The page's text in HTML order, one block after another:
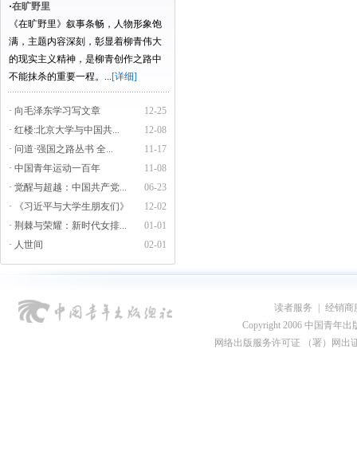
·在旷野里
《在旷野里》叙事条畅，人物形象饱
满，主题内容深刻，彰显着柳青伟大
的现实主义精神，是柳青创作之路中
不能抹杀的重要一程。...[详细]
12-25
· 向毛泽东学习写文章
12-08
· 红楼:北京大学与中国共...
11-17
· 问道·强国之路丛书 全...
11-08
· 中国青年运动一百年
06-23
· 觉醒与超越：中国共产党...
12-02
· 《习近平与大学生朋友们》
01-01
· 荆棘与荣耀：新时代女排...
02-01
· 人世间
读者服务
经销商
Copyright 2006 中国青年出
网络出版服务许可证 （署）网出